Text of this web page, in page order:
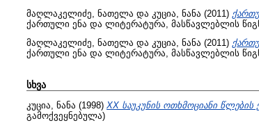
მაღლაკელიძე, ნათელა და კუცია, ნანა (2011)
ქართული ენა და ლიტერატურა, მასწავლებლის
მაღლაკელიძე, ნათელა და კუცია, ნანა (2011)
ქართული ენა და ლიტერატურა, მასწავლებლის
სხვა
კუცია, ნანა (1998) XX საუკუნის ოთხმოციანი
გამოქვეყნებულა)